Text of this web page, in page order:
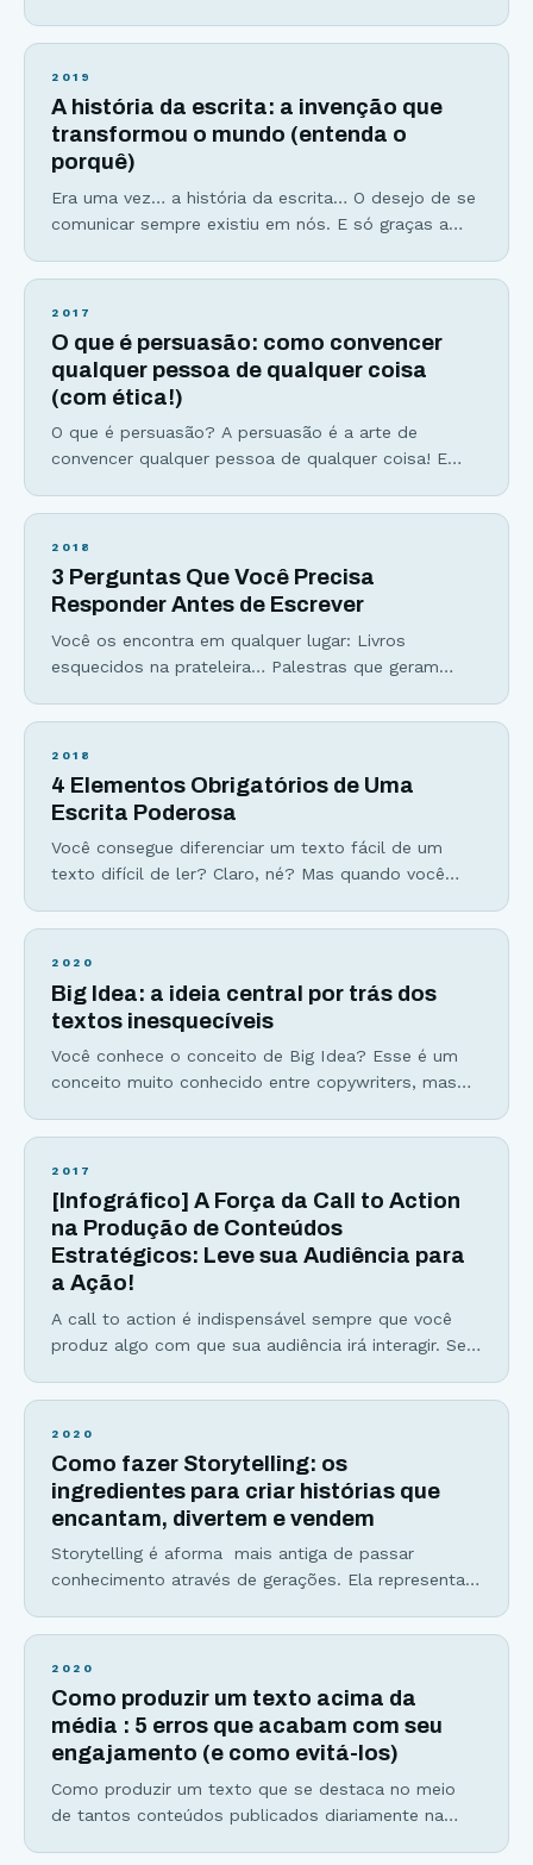
explicar. Esse efeito que vou compartilhar hoje com
no Youtube)… … mas vamos manter o nome original.
2019
A história da escrita: a invenção que
transformou o mundo (entenda o
porquê)
Era uma vez… a história da escrita… O desejo de se
comunicar sempre existiu em nós. E só graças a
Homo sapiens foi capaz de sobreviver. Os homens
sentimentos através das pinturas rupestres, como
2017
O que é persuasão: como convencer
qualquer pessoa de qualquer coisa
(com ética!)
O que é persuasão? A persuasão é a arte de
convencer qualquer pessoa de qualquer coisa! E
fazerem aquilo que você deseja desde que isso seja
seus desejos e muito
2018
3 Perguntas Que Você Precisa
Responder Antes de Escrever
Você os encontra em qualquer lugar: Livros
esquecidos na prateleira… Palestras que geram
cabeça… Podcasts que ocupam espaço no celular,
Esses fracassos podem (e devem) ser evitados se
você fizer apenas 3
2018
4 Elementos Obrigatórios de Uma
Escrita Poderosa
Você consegue diferenciar um texto fácil de um
texto difícil de ler? Claro, né? Mas quando você
entender o que você escreve? Hoje eu vou te
você garante o entendimento da sua
2020
Big Idea: a ideia central por trás dos
textos inesquecíveis
Você conhece o conceito de Big Idea? Esse é um
conceito muito conhecido entre copywriters, mas
um mundo tão multipotencial como o de hoje, ter
desafio do escritor
2017
[Infográfico] A Força da Call to Action
na Produção de Conteúdos
Estratégicos: Leve sua Audiência para
a Ação!
A call to action é indispensável sempre que você
produz algo com que sua audiência irá interagir. Se
conteúdo, comente, se inscreva na sua lista de
ação de marketing digital
2020
Como fazer Storytelling: os
ingredientes para criar histórias que
encantam, divertem e vendem
Storytelling é aforma mais antiga de passar
conhecimento através de gerações. Ela representa
criamos opiniões, já que somos influenciados por
milionárias dos filmes da Marvel, a audiência
gigantesca de serviços de streamig
2020
Como produzir um texto acima da
média : 5 erros que acabam com seu
engajamento (e como evitá-los)
Como produzir um texto que se destaca no meio
de tantos conteúdos publicados diariamente na